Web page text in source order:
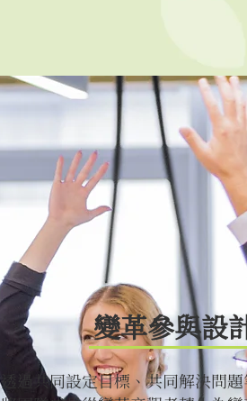
變革參與設
透過共同設定目標、共同解決問